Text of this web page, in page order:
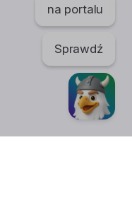
na portalu
Sprawdź